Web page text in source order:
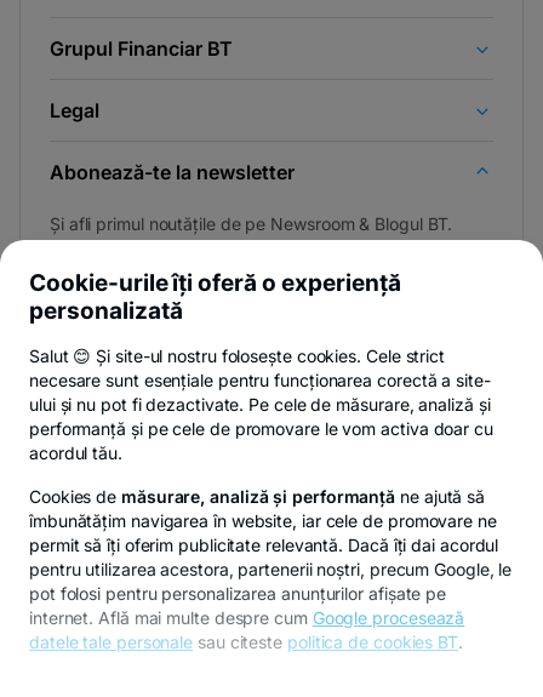
Grupul Financiar BT
Legal
Abonează-te la newsletter
Și afli primul noutățile de pe Newsroom & Blogul BT.
Privacy HubPolitica de confidențialitatePolitica de cookies
© Copyright 2026 Banca Transilvania. Toate drepturile
rezervate.
Cookie-urile îți oferă o experiență
personalizată
Salut 😊 Și site-ul nostru folosește cookies. Cele strict
necesare sunt esențiale pentru funcționarea corectă a site-
ului și nu pot fi dezactivate. Pe cele de măsurare, analiză și
performanță și pe cele de promovare le vom activa doar cu
acordul tău.
Cookies de măsurare, analiză și performanță ne ajută să
îmbunătățim navigarea în website, iar cele de promovare ne
permit să îți oferim publicitate relevantă. Dacă îți dai acordul
pentru utilizarea acestora, partenerii noștri, precum Google, le
pot folosi pentru personalizarea anunțurilor afișate pe
internet. Află mai multe despre cum Google procesează
datele tale personale sau citeste politica de cookies BT.